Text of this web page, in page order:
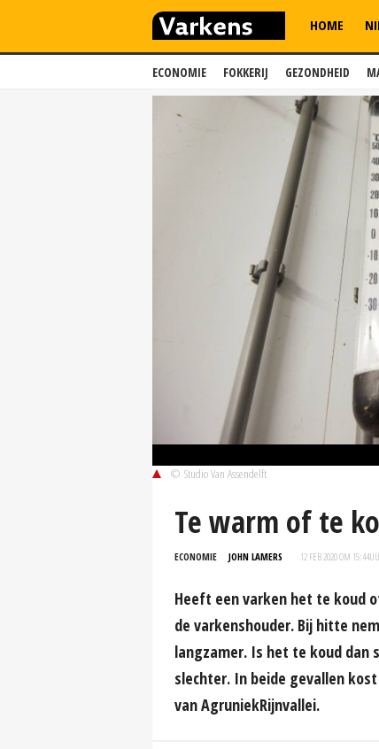
ECONOMIE FOKKERIJ GEZONDHEID
HOME
© Studio Van Assendelft
Te warm of te
ECONOMIE JOHN LAMERS 12 FEB 2020 OM 15:44
Heeft een varken het te koud
de varkenshouder. Bij hitte
langzamer. Is het te koud dan
slechter. In beide gevallen
van AgruniekRijnvallei.